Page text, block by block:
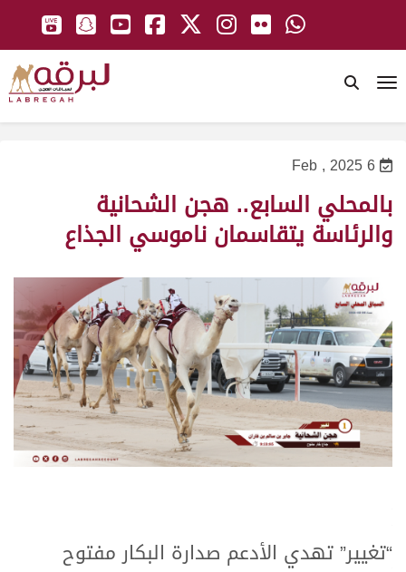
6 Feb , 2025
بالمحلي السابع.. هجن الشحانية
والرئاسة يتقاسمان ناموسي الجذاع
“تغيير” تهدي الأدعم صدارة البكار مفتوح